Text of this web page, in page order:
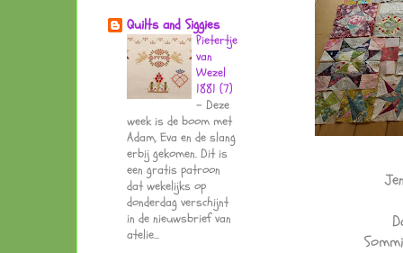
Quilts and Siggies
Pietertje
van
Wezel
1881 (7)
- Deze
week is de boom met
Adam, Eva en de slang
erbij gekomen. Dit is
een gratis patroon
dat wekelijks op
donderdag verschijnt
in de nieuwsbrief van
atelie...